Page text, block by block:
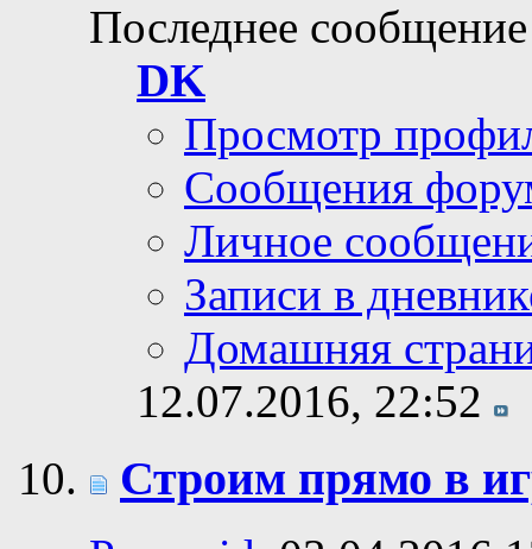
Последнее
DK
Просмотр
Сообщения
Личное
Записи в
Домашняя
12.07.2016, 22:52
Строим прямо в